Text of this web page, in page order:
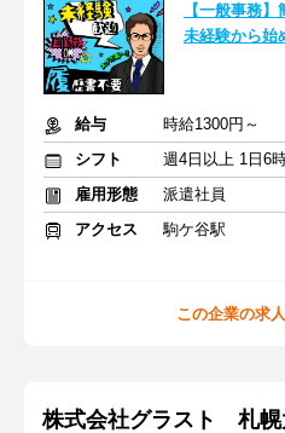
【一般事務
未経験から始
給与
時給1300円～
シフト
雇用形態
派遣社員
アクセス
駒ケ谷駅
この企業の求
株式会社グラスト 札幌